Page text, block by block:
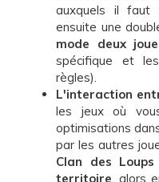
auxquels il faut
ensuite une
mode deux
spécifique et
règles).
L'interaction
les jeux où
optimisations
par les autres
Clan des Loups
territoire , alors